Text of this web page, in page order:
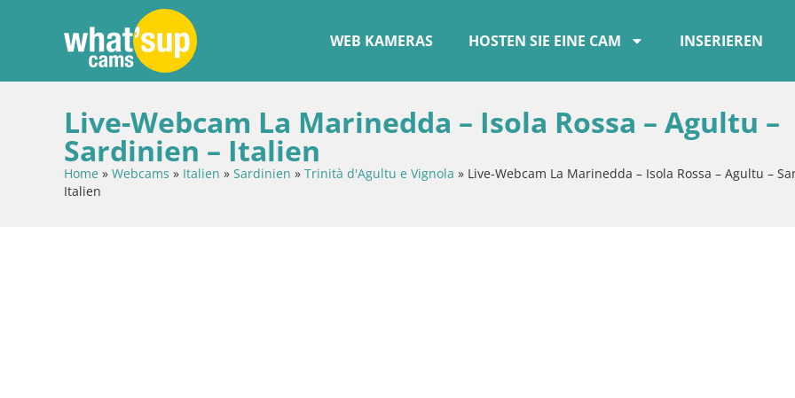
WEB KAMERAS HOSTEN SIE EINE CAM INSERIEREN
Live-Webcam La Marinedda – Isola Rossa – Agultu –
Sardinien – Italien
Home » Webcams » Italien » Sardinien » Trinità d'Agultu e Vignola » Live-Webcam La Marinedda – Isola Rossa – Agultu –
Italien